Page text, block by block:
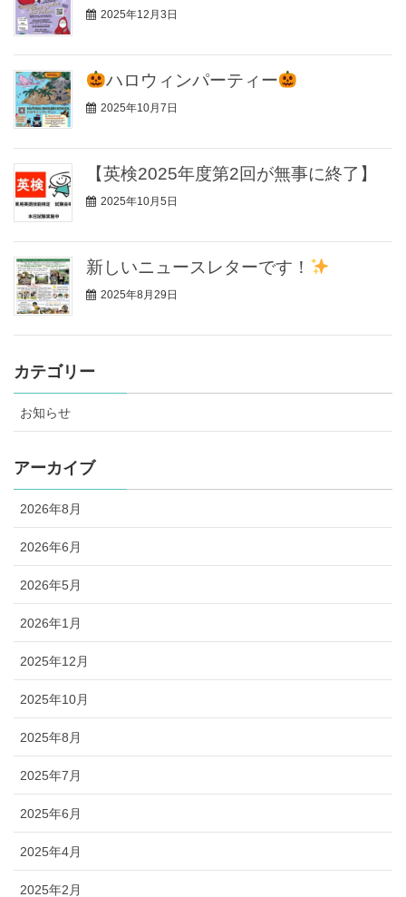
2025年12月3日
ハロウィンパーティー
2025年10月7日
【英検2025年度第2回が無事に終了】
2025年10月5日
新しいニュースレターです！
2025年8月29日
カテゴリー
お知らせ
アーカイブ
2026年8月
2026年6月
2026年5月
2026年1月
2025年12月
2025年10月
2025年8月
2025年7月
2025年6月
2025年4月
2025年2月